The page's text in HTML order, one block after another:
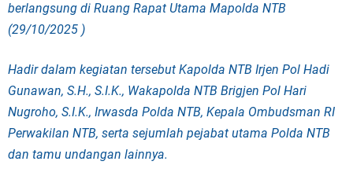
berlangsung di Ruang Rapat Utama Mapolda NTB
(29/10/2025 )
Hadir dalam kegiatan tersebut Kapolda NTB Irjen Pol Hadi
Gunawan, S.H., S.I.K., Wakapolda NTB Brigjen Pol Hari
Nugroho, S.I.K., Irwasda Polda NTB, Kepala Ombudsman RI
Perwakilan NTB, serta sejumlah pejabat utama Polda NTB
dan tamu undangan lainnya.